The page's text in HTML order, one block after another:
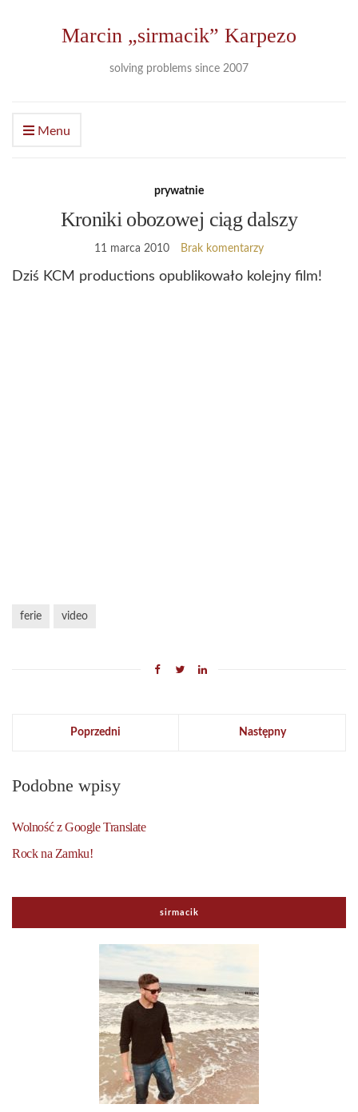
Marcin „sirmacik” Karpezo
solving problems since 2007
Menu
prywatnie
Kroniki obozowej ciąg dalszy
11 marca 2010 Brak komentarzy
Dziś KCM productions opublikowało kolejny film!
ferie video
Poprzedni Następny
Podobne wpisy
Wolność z Google Translate
Rock na Zamku!
sirmacik